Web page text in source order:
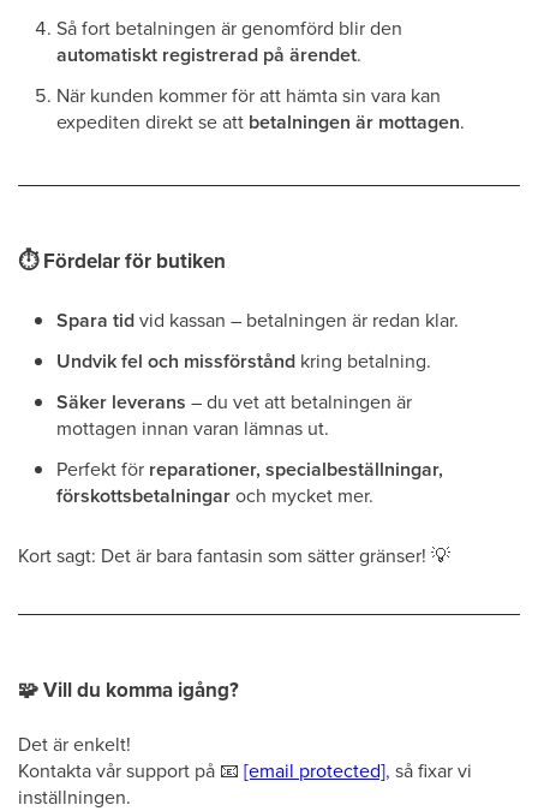
Så fort betalningen är genomförd blir den
automatiskt registrerad på ärendet.
När kunden kommer för att hämta sin vara kan
expediten direkt se att betalningen är mottagen.
⏱Fördelar för butiken
Spara tidvid kassan – betalningen är redan klar.
Undvik fel och missförstånd kring betalning.
Säker leverans – du vet att betalningen är
mottagen innan varan lämnas ut.
Perfekt för reparationer, specialbeställningar,
förskottsbetalningaroch mycket mer.
Kort sagt: Det är bara fantasin som sätter gränser! 💡
🧩Vill du komma igång?
Det är enkelt!
Kontakta vår support på 📧 [email protected], så fixar vi
inställningen.